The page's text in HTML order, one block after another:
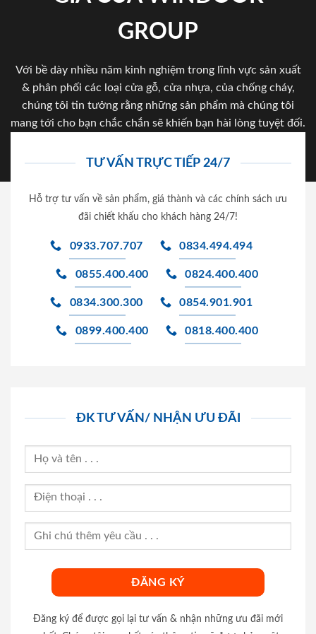
GROUP
Với bề dày nhiều năm kinh nghiệm trong lĩnh vực sản xuất
& phân phối các loại cửa gỗ, cửa nhựa, của chống cháy,
chúng tôi tin tưởng rằng những sản phẩm mà chúng tôi
mang tới cho bạn chắc chắn sẽ khiến bạn hài lòng tuyệt đối.
TƯ VẤN TRỰC TIẾP 24/7
Hỗ trợ tư vấn về sản phẩm, giá thành và các chính sách ưu
đãi chiết khấu cho khách hàng 24/7!
0933.707.707 0834.494.494
0855.400.400 0824.400.400
0834.300.300 0854.901.901
0899.400.400 0818.400.400
ĐK TƯ VẤN/ NHẬN ƯU ĐÃI
Đăng ký để được gọi lại tư vấn & nhận những ưu đãi mới